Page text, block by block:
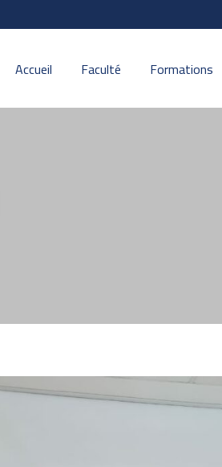
Accueil Faculté Formations